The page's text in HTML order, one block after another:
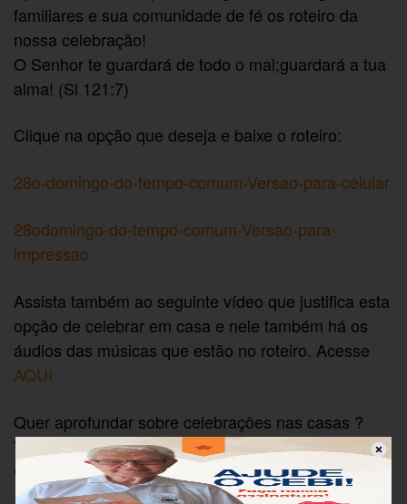
familiares e sua comunidade de fé os roteiro da
nossa celebração!
O Senhor te guardará de todo o mal;guardará a tua
alma! (Sl 121:7)
Clique na opção que deseja e baixe o roteiro:
28o-domingo-do-tempo-comum-Versao-para-celular
28odomingo-do-tempo-comum-Versao-para-
impressao
Assista também ao seguinte vídeo que justifica esta
opção de celebrar em casa e nele também há os
áudios das músicas que estão no roteiro. Acesse
AQUI
Quer aprofundar sobre celebrações nas casas ?
Veja esta publicação do CEBI, assinada pelo Frei
Carlos Mesters